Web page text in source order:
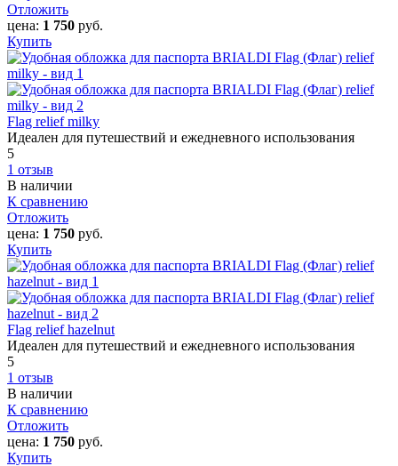
Отложить
цена: 1 750 руб.
Купить
Flag relief milky
Идеален для путешествий и ежедневного использования
5
1 отзыв
В наличии
К сравнению
Отложить
цена: 1 750 руб.
Купить
Flag relief hazelnut
Идеален для путешествий и ежедневного использования
5
1 отзыв
В наличии
К сравнению
Отложить
цена: 1 750 руб.
Купить